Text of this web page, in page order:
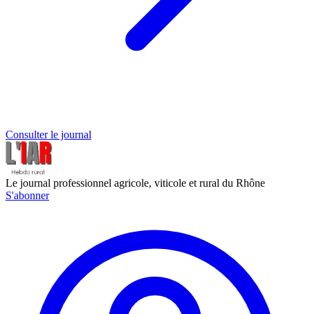
Consulter le journal
Le journal professionnel agricole, viticole et rural du Rhône
S'abonner